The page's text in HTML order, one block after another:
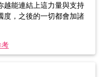
越能連結上這力量與支持
度，之後的一切都會加諸
考